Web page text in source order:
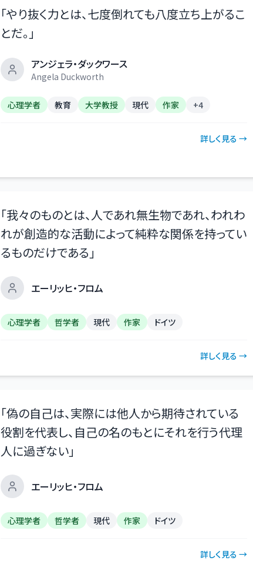
「やり抜く力とは、七度倒れても八度立ち上がるこ
とだ。 」
アンジェラ・ダックワース
Angela Duckworth
心理学者 教育 大学教授 現代 作家 +4
詳しく見る →
「我々のものとは、人であれ無生物であれ、われわ
れが創造的な活動によって純粋な関係を持ってい
るものだけである 」
エーリッヒ・フロム
心理学者 哲学者 現代 作家 ドイツ
詳しく見る →
「偽の自己は、実際には他人から期待されている
役割を代表し、自己の名のもとにそれを行う代理
人に過ぎない」
エーリッヒ・フロム
心理学者 哲学者 現代 作家 ドイツ
詳しく見る →